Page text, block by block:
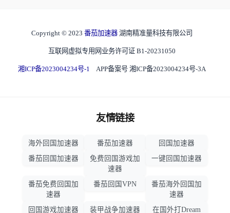
Copyright © 2023 番茄加速器 湖南精准量科技有限公司
互联网虚拟专用网业务许可证 B1-20231050
湘ICP备2023004234号-1 APP备案号 湘ICP备2023004234号-3A
友情链接
海外回国加速器 番茄加速器
回国加速器
番茄回国加速器
免费回国游戏加
速器
一键回国加速器
番茄免费回国加
速器
番茄回国VPN
番茄海外回国加
速器
回国游戏加速器
装甲战争加速器 在国外打Dream